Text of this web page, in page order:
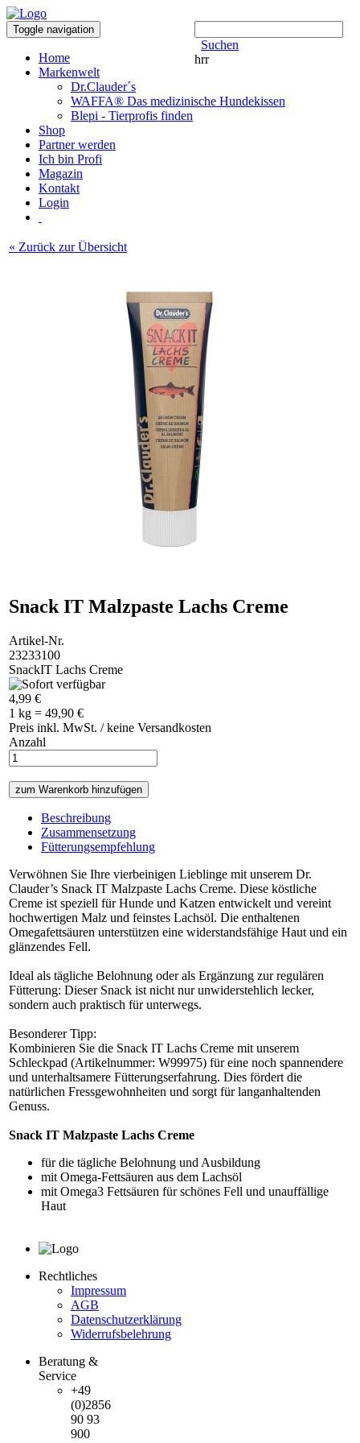
Suchen
hrr
Toggle navigation
Home
Markenwelt
Dr.Clauder´s
WAFFA® Das medizinische Hundekissen
Blepi - Tierprofis finden
Shop
Partner werden
Ich bin Profi
Magazin
Kontakt
Login
« Zurück zur Übersicht
Snack IT Malzpaste Lachs Creme
Artikel-Nr.
23233100
SnackIT Lachs Creme
4,99 €
1 kg = 49,90 €
Preis inkl. MwSt. / keine Versandkosten
Anzahl
Beschreibung
Zusammensetzung
Fütterungsempfehlung
Verwöhnen Sie Ihre vierbeinigen Lieblinge mit unserem Dr.
Clauder’s Snack IT Malzpaste Lachs Creme. Diese köstliche
Creme ist speziell für Hunde und Katzen entwickelt und vereint
hochwertigen Malz und feinstes Lachsöl. Die enthaltenen
Omegafettsäuren unterstützen eine widerstandsfähige Haut und ein
glänzendes Fell.
Ideal als tägliche Belohnung oder als Ergänzung zur regulären
Fütterung: Dieser Snack ist nicht nur unwiderstehlich lecker,
sondern auch praktisch für unterwegs.
Besonderer Tipp:
Kombinieren Sie die Snack IT Lachs Creme mit unserem
Schleckpad (Artikelnummer: W99975) für eine noch spannendere
und unterhaltsamere Fütterungserfahrung. Dies fördert die
natürlichen Fressgewohnheiten und sorgt für langanhaltenden
Genuss.
Snack IT Malzpaste Lachs Creme
für die tägliche Belohnung und Ausbildung
mit Omega-Fettsäuren aus dem Lachsöl
mit Omega3 Fettsäuren für schönes Fell und unauffällige
Haut
Rechtliches
Impressum
AGB
Datenschutzerklärung
Widerrufsbelehrung
Beratung &
Service
+49
(0)2856
90 93
900